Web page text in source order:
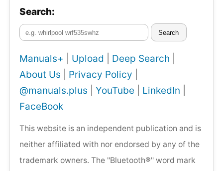
Search:
Search
Manuals+ Upload Deep Search
About Us
Privacy Policy
@manuals.plus
YouTube LinkedIn
FaceBook
This website is an independent publication and is
neither affiliated with nor endorsed by any of the
trademark owners. The "Bluetooth®" word mark